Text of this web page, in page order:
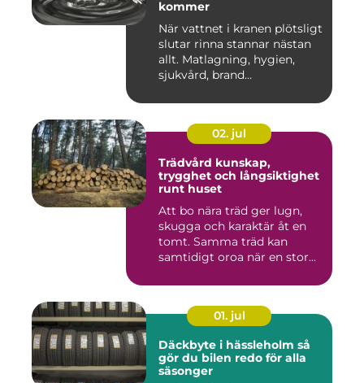
kommer
När vattnet i kranen plötsligt
slutar rinna stannar nästan
allt. Matlagning, hygien,
sjukvård, brand...
02. jul
Trädvård kunskap,
trygghet och långsiktighet
runt huset
Att bo nära träd ger lugn,
skugga och karaktär åt en
tomt. Samma träd kan
samtidigt oroa när en stor...
01. jul
Däckbyte i hässleholm så
gör du bilen redo för alla
säsonger